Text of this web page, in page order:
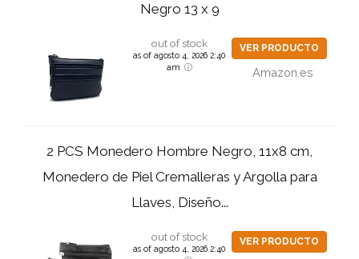
Negro 13 x 9
out of stock
as of agosto 4, 2026 2:40
am
VER PRODUCTO
Amazon.es
2 PCS Monedero Hombre Negro, 11x8 cm,
Monedero de Piel Cremalleras y Argolla para
Llaves, Diseño...
out of stock
as of agosto 4, 2026 2:40
VER PRODUCTO